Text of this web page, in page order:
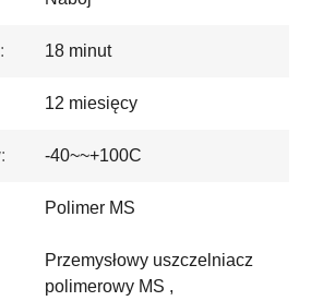
18 minut
12 miesięcy
-40~~+100C
Polimer MS
Przemysłowy uszczelniacz
polimerowy MS ,